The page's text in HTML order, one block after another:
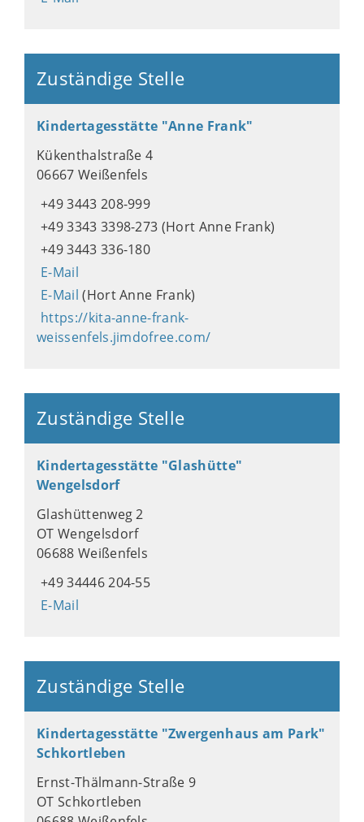
Zuständige Stelle
Kindertagesstätte "Anne Frank"
Kükenthalstraße 4
06667 Weißenfels
+49 3443 208-999
+49 3343 3398-273 (Hort Anne Frank)
+49 3443 336-180
E-Mail
E-Mail (Hort Anne Frank)
https://kita-anne-frank-
weissenfels.jimdofree.com/
Zuständige Stelle
Kindertagesstätte "Glashütte"
Wengelsdorf
Glashüttenweg 2
OT Wengelsdorf
06688 Weißenfels
+49 34446 204-55
E-Mail
Zuständige Stelle
Kindertagesstätte "Zwergenhaus am Park"
Schkortleben
Ernst-Thälmann-Straße 9
OT Schkortleben